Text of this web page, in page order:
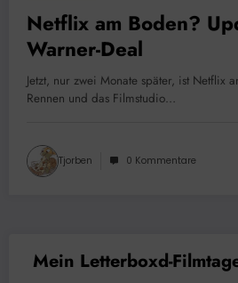
Netflix am Boden?
Warner-Deal
Jetzt, nur zwei Monate später, ist Netflix
Rennen und das Filmstudio…
Tjorben 0 Kommentare